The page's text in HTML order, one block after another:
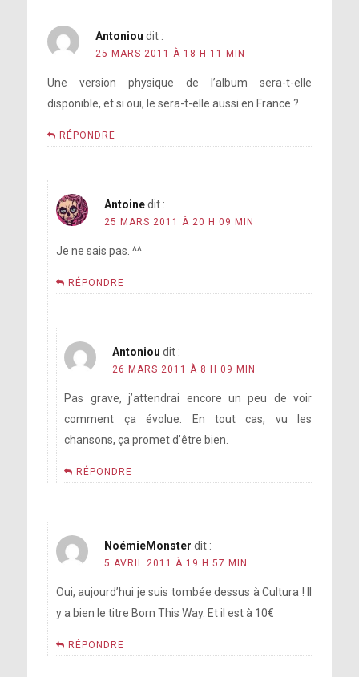
Antoniou dit :
25 MARS 2011 À 18 H 11 MIN
Une version physique de l’album sera-t-elle
disponible, et si oui, le sera-t-elle aussi en France ?
RÉPONDRE
Antoine dit :
25 MARS 2011 À 20 H 09 MIN
Je ne sais pas. ^^
RÉPONDRE
Antoniou dit :
26 MARS 2011 À 8 H 09 MIN
Pas grave, j’attendrai encore un peu de voir
comment ça évolue. En tout cas, vu les
chansons, ça promet d’être bien.
RÉPONDRE
NoémieMonster dit :
5 AVRIL 2011 À 19 H 57 MIN
Oui, aujourd’hui je suis tombée dessus à Cultura ! Il
y a bien le titre Born This Way. Et il est à 10€
RÉPONDRE